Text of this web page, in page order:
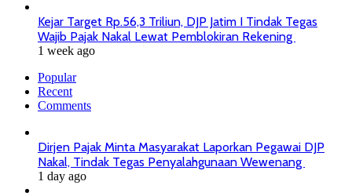
Kejar Target Rp.56,3 Triliun, DJP Jatim I Tindak Tegas
Wajib Pajak Nakal Lewat Pemblokiran Rekening
1 week ago
Popular
Recent
Comments
Dirjen Pajak Minta Masyarakat Laporkan Pegawai DJP
Nakal, Tindak Tegas Penyalahgunaan Wewenang
1 day ago